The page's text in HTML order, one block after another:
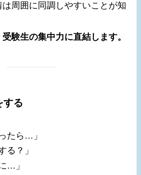
周囲に同調しやすいことが知
験生の集中力に直結します。
る
たら…」
る？」
…」